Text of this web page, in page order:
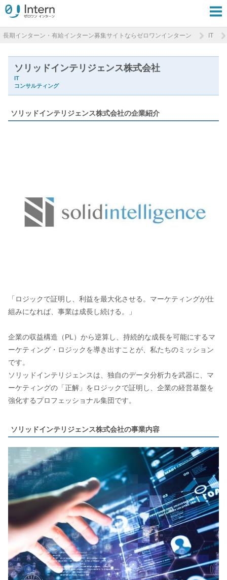
長期インターン・有給インターン募集サイトならゼロワンインターン IT
ソリッドインテリジェンス株式会社
IT
コンサルティング
ソリッドインテリジェンス株式会社の企業紹介
「ロジックで証明し、利益を最大化させる。マーケティングが仕
組みになれば、事業は成長し続ける。」
企業の収益構造（PL）から逆算し、持続的な成長を可能にするマ
ーケティング・ロジックを導き出すことが、私たちのミッション
です。
ソリッドインテリジェンスは、独自のデータ分析力を武器に、マ
ーケティングの「正解」をロジックで証明し、企業の経営基盤を
強化するプロフェッショナル集団です。
ソリッドインテリジェンス株式会社の事業内容